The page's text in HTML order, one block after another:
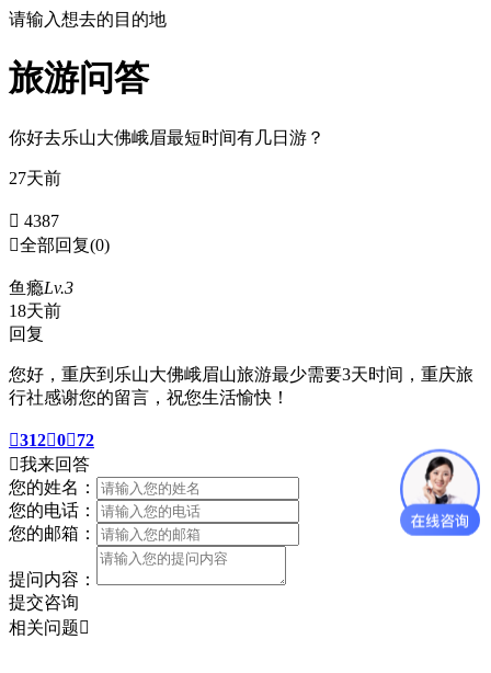
请输入想去的目的地
旅游问答
你好去乐山大佛峨眉最短时间有几日游？
27天前
 4387
全部回复(0)
鱼瘾Lv.3
18天前
回复
您好，重庆到乐山大佛峨眉山旅游最少需要3天时间，重庆旅
行社感谢您的留言，祝您生活愉快！
312072
我来回答
您的姓名：
您的电话：
您的邮箱：
提问内容：
提交咨询
相关问题